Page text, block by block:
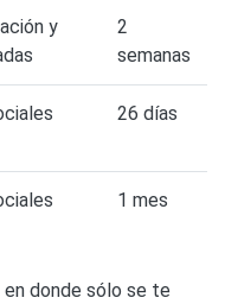
y
2
semanas
26 días
1 mes
donde sólo se te